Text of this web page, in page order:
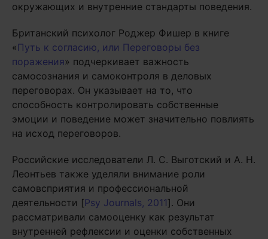
окружающих и внутренние стандарты поведения.
Британский психолог Роджер Фишер в книге
«Путь к согласию, или Переговоры без
поражения» подчеркивает важность
самосознания и самоконтроля в деловых
переговорах. Он указывает на то, что
способность контролировать собственные
эмоции и поведение может значительно повлиять
на исход переговоров.
Российские исследователи Л. С. Выготский и А. Н.
Леонтьев также уделяли внимание роли
самовсприятия и профессиональной
деятельности [Psy Journals, 2011]. Они
рассматривали самооценку как результат
внутренней рефлексии и оценки собственных